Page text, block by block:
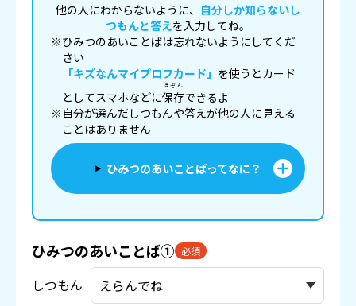
他の人にわからないように、 自分しか知らないし
つもんと答えを入力してね。
※ひみつのあいことばは忘れないようにしてくだ
さい
「キズなんマイプロフカード」 を使うとカード
としてスマホなどに保存
ほぞん
できるよ
※自分が選んだしつもんや答えが他の人に見える
ことはありません
ひみつのあいことばってなに？
ひみつのあいことば① 必須
しつもん